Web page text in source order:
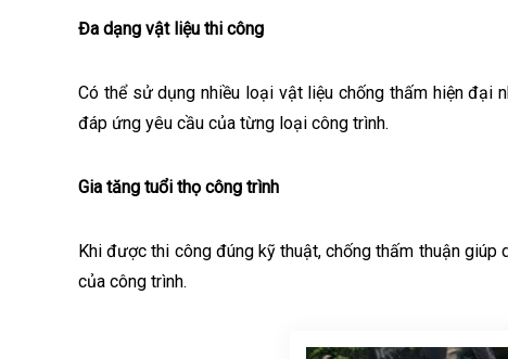
Đa dạng vật liệu thi công
Có thể sử dụng nhiều loại vật liệu chống thấm hiện đại
đáp ứng yêu cầu của từng loại công trình.
Gia tăng tuổi thọ công trình
Khi được thi công đúng kỹ thuật, chống thấm thuận
của công trình.